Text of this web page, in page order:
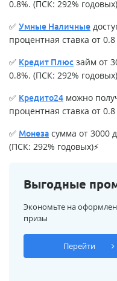
0.8%. (ПСК: 292%
✅ Умные Наличные
процентная ставка от
✅ Кредит Плюс займ от
0.8%. (ПСК: 292%
✅ Кредито24 можно
процентная ставка от
✅ Монеза сумма от 3000
(ПСК: 292% годовых)⚡
Выгодные
Экономьте на
призы
Перейти